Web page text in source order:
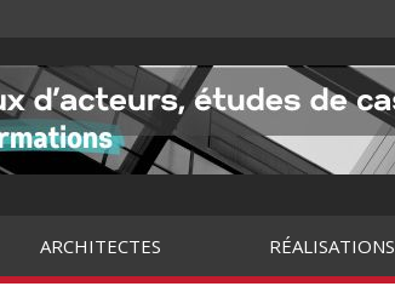
ARCHITECTES RÉALISATIONS